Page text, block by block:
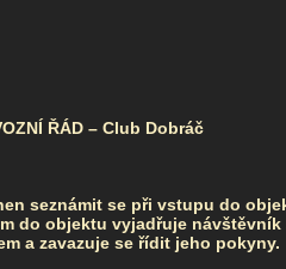
ŘÁD – Club Dobráč
seznámit se při vstupu do
do objektu vyjadřuje
a zavazuje se řídit jeho pokyny.